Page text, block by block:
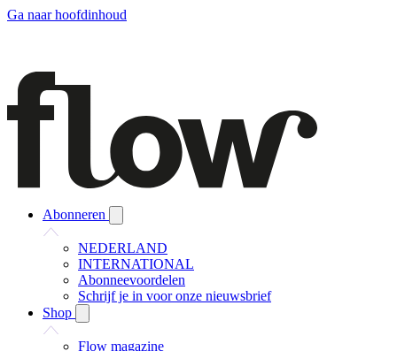
Ga naar hoofdinhoud
Abonneren
NEDERLAND
INTERNATIONAL
Abonneevoordelen
Schrijf je in voor onze nieuwsbrief
Shop
Flow magazine